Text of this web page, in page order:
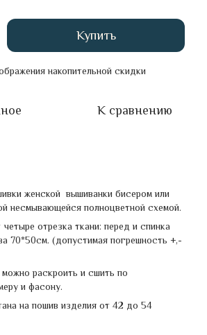
Купить
накопительной скидки
К сравнению
женской вышиванки бисером или
несмывающейся полноцветной схемой.
отрезка ткани: перед и спинка
70*50см. (допустимая погрешность +,-
раскроить и сшить по
и фасону.
на пошив изделия от 42 до 54